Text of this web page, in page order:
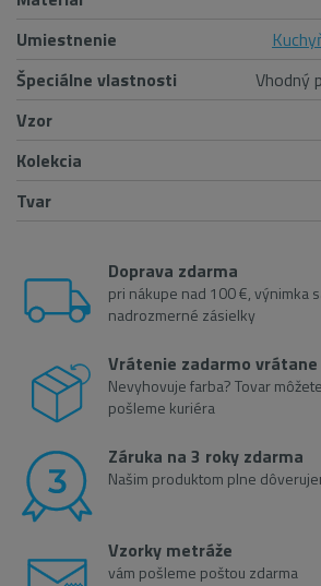
Umiestnenie
Špeciálne vlastnosti
Vhodný
Vzor
Kolekcia
Tvar
Doprava zdarma
pri nákupe nad 100 €, výnimka
nadrozmerné zásielky
Vrátenie zadarmo
Nevyhovuje farba? Tovar
pošleme kuriéra
Záruka na 3 roky zdarma
Našim produktom plne
Vzorky metráže
vám pošleme poštou zdarma